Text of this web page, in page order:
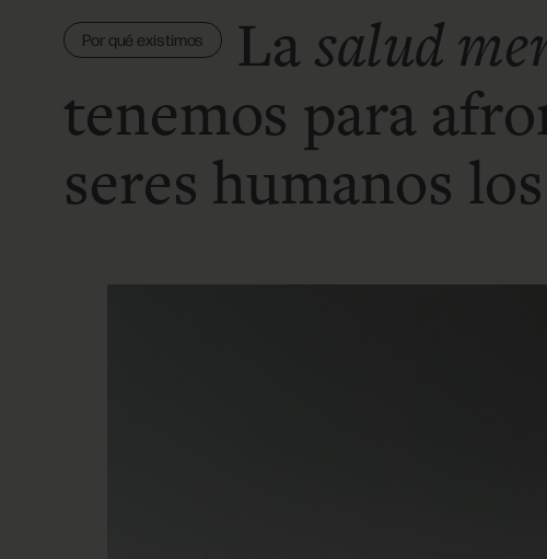
Por qué existimos Lasalud
tenemos para
seres humanos